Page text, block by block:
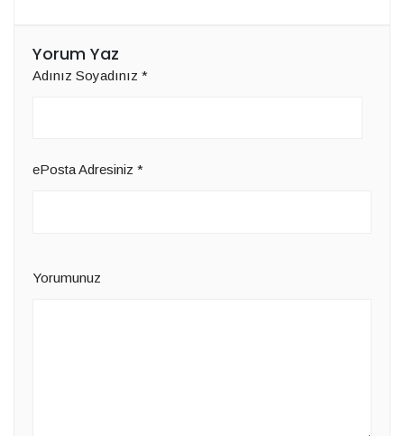
Yorum Yaz
Adınız Soyadınız *
ePosta Adresiniz *
Yorumunuz